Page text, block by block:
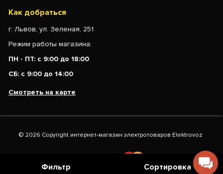
Фильтр Сортировка
Как добраться
г. Львов, ул. Зеленая, 251
Режим работы магазина:
ПН - ПТ: с 9:00 до 18:00
СБ: с 9:00 до 14:00
Смотреть на карте
© 2026 Copyright интернет-магазин электротоваров Elektrovoz